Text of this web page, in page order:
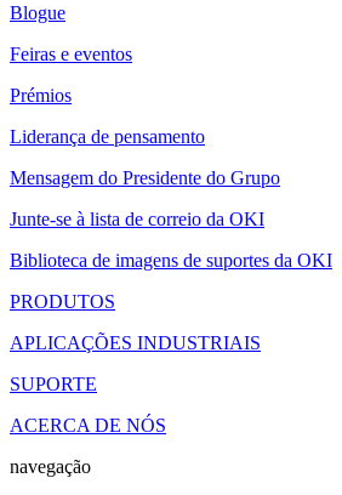
Blogue
Feiras e eventos
Prémios
Liderança de pensamento
Mensagem do Presidente do Grupo
Junte-se à lista de correio da OKI
Biblioteca de imagens de suportes da OKI
PRODUTOS
APLICAÇÕES INDUSTRIAIS
SUPORTE
ACERCA DE NÓS
navegação